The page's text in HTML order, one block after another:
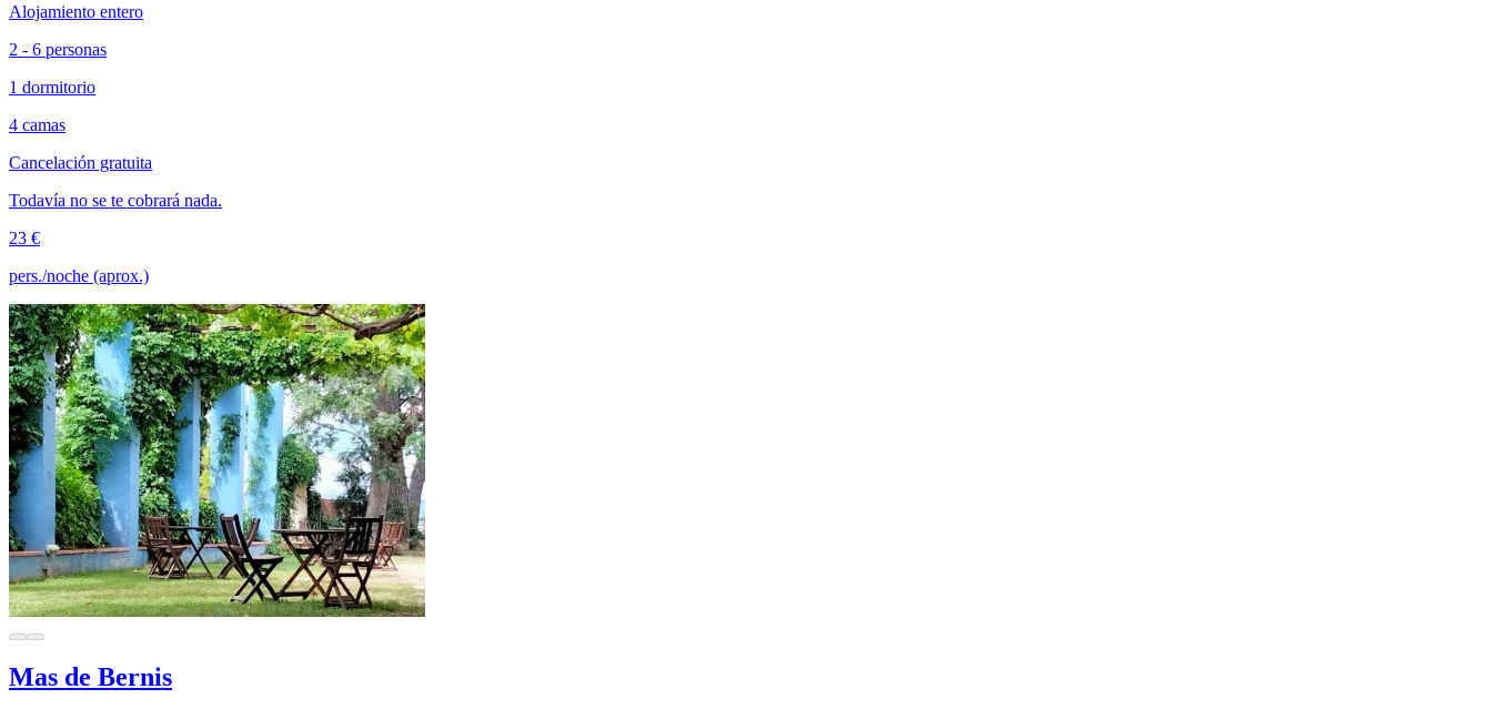
Alojamiento entero
2 - 6 personas
1 dormitorio
4 camas
Cancelación gratuita
Todavía no se te cobrará nada.
23 €
pers./noche (aprox.)
Mas de Bernis